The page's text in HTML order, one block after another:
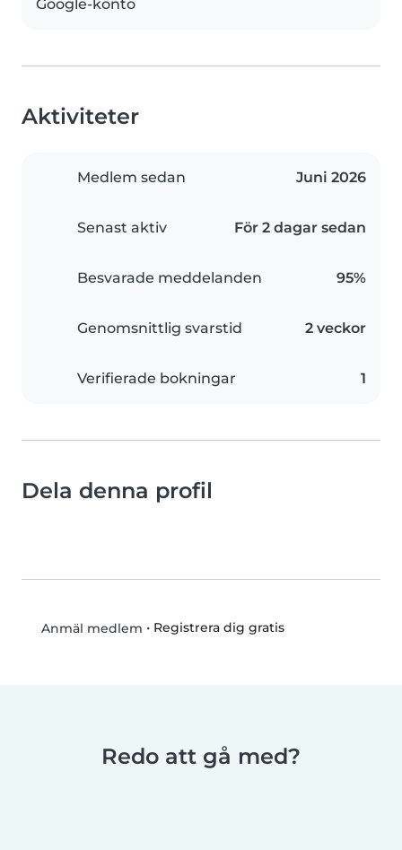
Google-konto
Aktiviteter
Medlem sedan Juni 2026
Senast aktiv För 2 dagar sedan
Besvarade meddelanden 95%
Genomsnittlig svarstid 2 veckor
Verifierade bokningar 1
Dela denna profil
Anmäl medlem • Registrera dig gratis
Redo att gå med?